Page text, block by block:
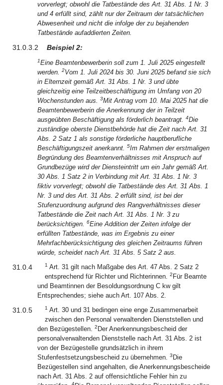
vorverlegt; obwohl die Tatbestände des Art. 31 Abs. 1 Nr. 3
und 4 erfüllt sind, zählt nur der Zeitraum der tatsächlichen
Abwesenheit und nicht die infolge der zu bejahenden
Tatbestände aufaddierten Zeiten.
31.0.3.2 Beispiel 2:
1Eine Beamtenbewerberin soll zum 1. Juli 2025 eingestellt
werden. 2Vom 1. Juli 2024 bis 30. Juni 2025 befand sie sich
in Elternzeit gemäß Art. 31 Abs. 1 Nr. 3 und übte
gleichzeitig eine Teilzeitbeschäftigung im Umfang von 20
Wochenstunden aus. 3Mit Antrag vom 10. Mai 2025 hat die
Beamtenbewerberin die Anerkennung der in Teilzeit
ausgeübten Beschäftigung als förderlich beantragt. 4Die
zuständige oberste Dienstbehörde hat die Zeit nach Art. 31
Abs. 2 Satz 1 als sonstige förderliche hauptberufliche
Beschäftigungszeit anerkannt. 5Im Rahmen der erstmaligen
Begründung des Beamtenverhältnisses mit Anspruch auf
Grundbezüge wird der Diensteintritt um ein Jahr gemäß Art.
30 Abs. 1 Satz 2 in Verbindung mit Art. 31 Abs. 1 Nr. 3
fiktiv vorverlegt; obwohl die Tatbestände des Art. 31 Abs. 1
Nr. 3 und des Art. 31 Abs. 2 erfüllt sind, ist bei der
Stufenzuordnung aufgrund des Rangverhältnisses dieser
Tatbestände die Zeit nach Art. 31 Abs. 1 Nr. 3 zu
berücksichtigen. 6Eine Addition der Zeiten infolge der
erfüllten Tatbestände, was im Ergebnis zu einer
Mehrfachberücksichtigung des gleichen Zeitraums führen
würde, scheidet nach Art. 31 Abs. 5 Satz 2 aus.
31.0.4 1 Art. 31 gilt nach Maßgabe des Art. 47 Abs. 2 Satz 2
entsprechend für Richter und Richterinnen. 2 Für Beamte
und Beamtinnen der Besoldungsordnung C kw gilt
Entsprechendes; siehe auch Art. 107 Abs. 2.
31.0.5 1 Art. 30 und 31 bedingen eine enge Zusammenarbeit
zwischen den Personal verwaltenden Dienststellen und
den Bezügestellen. 2 Der Anerkennungsbescheid der
personalverwaltenden Dienststelle nach Art. 31 Abs. 2 ist
von der Bezügestelle grundsätzlich in ihrem
Stufenfestsetzungsbescheid zu übernehmen. 3 Die
Bezügestellen sind angehalten, die Anerkennungsbescheide
nach Art. 31 Abs. 2 auf offensichtliche Fehler hin zu
4